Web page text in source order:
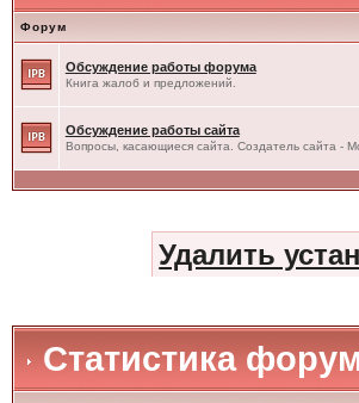
Форум
Обсуждение работы форума
Книга жалоб и предложений.
Обсуждение работы сайта
Вопросы, касающиеся сайта. Создатель сайта -
Удалить
Статистика